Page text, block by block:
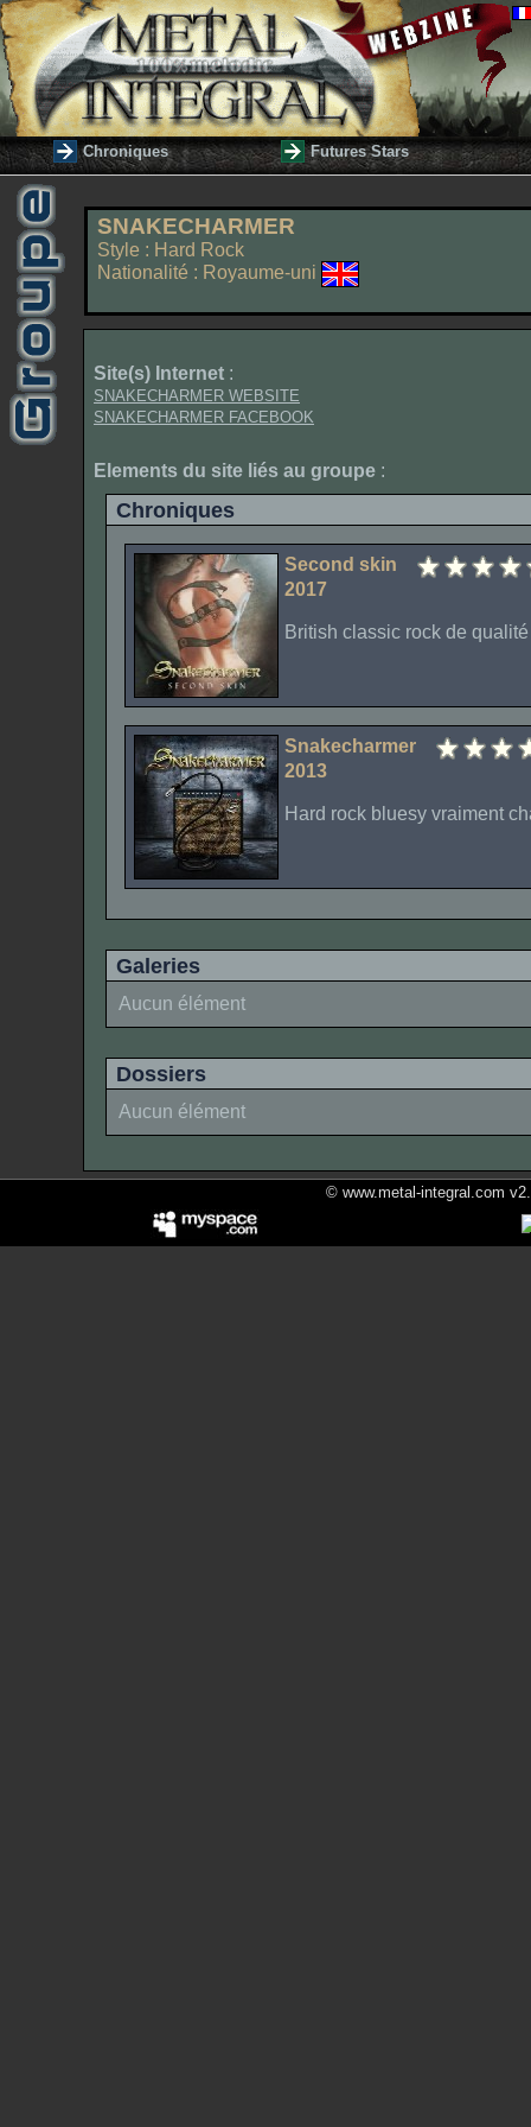
Chroniques Futures Stars
SNAKECHARMER
Style : Hard Rock
Nationalité : Royaume-uni
Site(s) Internet :
SNAKECHARMER WEBSITE
SNAKECHARMER FACEBOOK
Elements du site liés au groupe :
Chroniques
Second skin
2017
British classic rock de qualité
Snakecharmer
2013
Hard rock bluesy vraiment
Galeries
Aucun élément
Dossiers
Aucun élément
© www.metal-integral.com